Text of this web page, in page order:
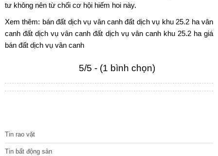
tư không nên từ chối cơ hội hiếm hoi này.
Xem thêm: bán đất dịch vụ vân canh đất dịch vụ khu 25.2 ha vân
canh đất dịch vụ vân canh đất dịch vụ vân canh khu 25.2 ha giá
bán đất dịch vụ vân canh
5/5 - (1 bình chọn)
Tin rao vặt
Tin bất động sản